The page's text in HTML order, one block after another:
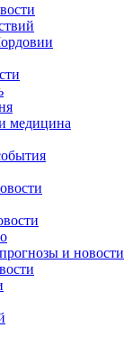
медицина
и новости